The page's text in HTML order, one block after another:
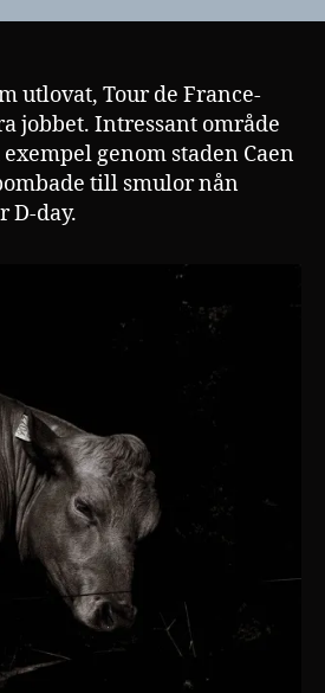
utlovat, Tour de France-
jobbet. Intressant område
genom staden Caen
till smulor nån
D-day.